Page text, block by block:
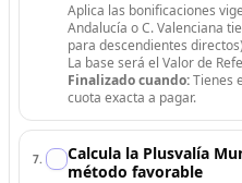
Aplica las bonificaciones
Andalucía o C. Valenciana
para descendientes
La base será el Valor de
Finalizado cuando:Tienes
cuota exacta a pagar.
7.
Calcula la Plusvalía
método favorable